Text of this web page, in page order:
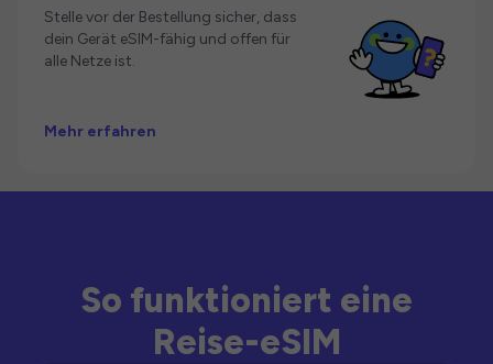
Stelle vor der Bestellung sicher, dass
dein Gerät eSIM-fähig und offen für
alle Netze ist.
Mehr erfahren
So funktioniert eine
Reise-eSIM